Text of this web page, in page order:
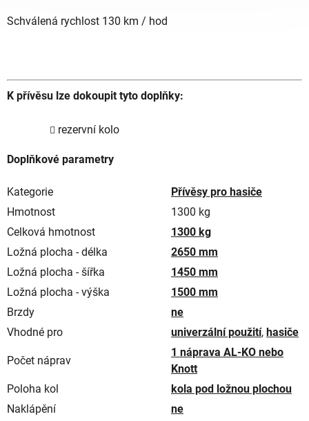
Schválená rychlost 130 km / hod
K přívěsu lze dokoupit tyto doplňky:
rezervní kolo
Doplňkové parametry
Kategorie
Přívěsy pro hasiče
Hmotnost
1300 kg
Celková hmotnost
1300 kg
Ložná plocha - délka
2650 mm
Ložná plocha - šířka
1450 mm
Ložná plocha - výška
1500 mm
Brzdy
ne
Vhodné pro
univerzální použití, hasiče
Počet náprav
1 náprava AL-KO nebo
Knott
Poloha kol
kola pod ložnou plochou
Naklápění
ne